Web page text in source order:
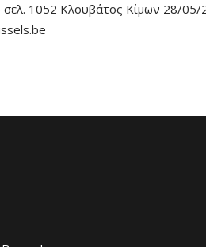
σελ. 1052 Κλουβάτος Κίμων